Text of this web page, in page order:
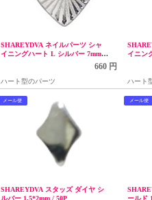
SHAREYDVA ネイルパーツ シャ
イニングハート L シルバー 7mm
660 円
ハート型のパーツ
イニン
ハート
メール便
SHAREYDVA スタッズ ダイヤ シ
ルバー 1.5*2mm / 50P
メール便
ールド